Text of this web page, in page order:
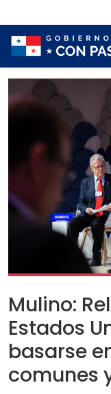
Mulino:
Estados
basarse
comunes